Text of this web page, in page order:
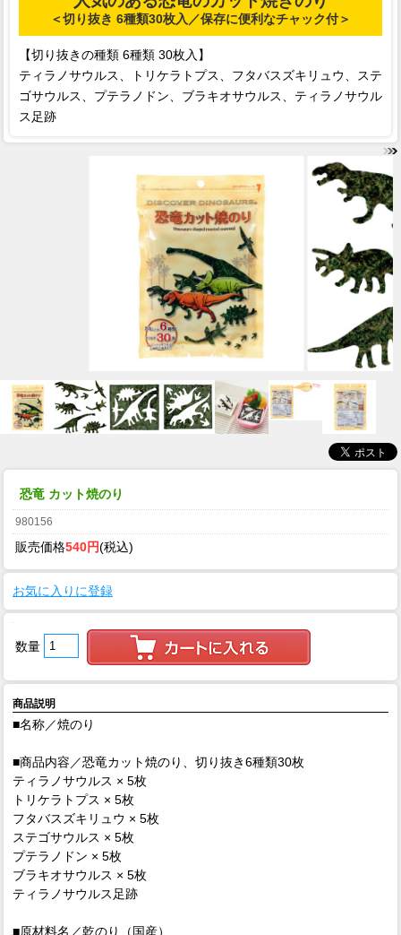
＜切り抜き 6種類30枚入／保存に便利なチャック付＞
【切り抜きの種類 6種類 30枚入】
ティラノサウルス、トリケラトプス、フタバスズキリュウ、ステ
ゴサウルス、プテラノドン、ブラキオサウルス、ティラノサウル
ス足跡
恐竜 カット焼のり
980156
販売価格540円(税込)
お気に入りに登録
数量
商品説明
■名称／焼のり
■商品内容／恐竜カット焼のり、 切り抜き6種類30枚
ティラノサウルス × 5枚
トリケラトプス × 5枚
フタバスズキリュウ × 5枚
ステゴサウルス × 5枚
プテラノドン × 5枚
ブラキオサウルス × 5枚
ティラノサウルス足跡
■原材料名／乾のり（国産）